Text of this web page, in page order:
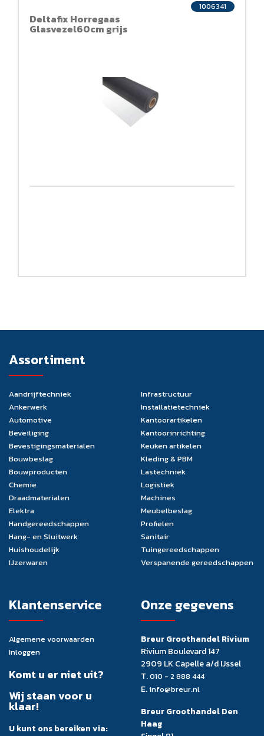
Deltafix Horregaas
Glasvezel60cm grijs
1006341
Assortiment
Aandrijftechniek
Ankerwerk
Automotive
Beveiliging
Bevestigingsmaterialen
Bouwbeslag
Bouwproducten
Chemie
Draadmaterialen
Elektra
Handgereedschappen
Hang- en Sluitwerk
Huishoudelijk
IJzerwaren
Infrastructuur
Installatietechniek
Kantoorartikelen
Kantoorinrichting
Keuken artikelen
Kleding & PBM
Lastechniek
Logistiek
Machines
Meubelbeslag
Profielen
Sanitair
Tuingereedschappen
Verspanende gereedschappen
Klantenservice
Algemene voorwaarden
Inloggen
Komt u er niet uit?
Wij staan voor u
klaar!
U kunt ons bereiken via:
Onze gegevens
Breur Groothandel Rivium
Rivium Boulevard 147
2909 LK Capelle a/d IJssel
T.010 - 2 888 444
E. info@breur.nl
Breur Groothandel Den
Haag